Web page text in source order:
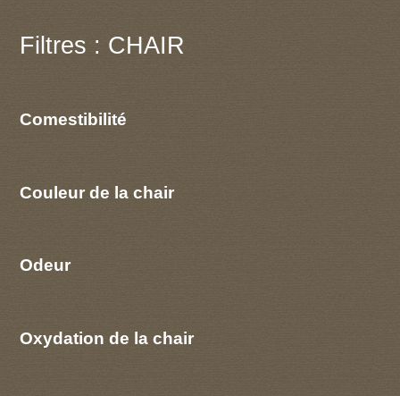
Filtres : CHAIR
Comestibilité
Couleur de la chair
Odeur
Oxydation de la chair